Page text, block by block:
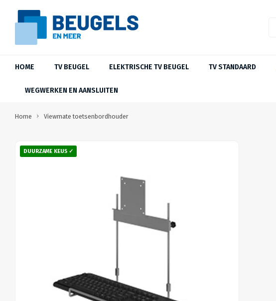
HOME TV BEUGEL ELEKTRISCHE TV BEUGEL TV STANDAARD
WEGWERKEN EN AANSLUITEN
Home Viewmate toetsenbordhouder
DUURZAME KEUS ✓